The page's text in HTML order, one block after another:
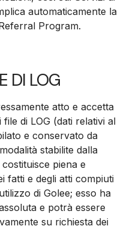
automaticamente la
Program.
DI LOG
atto e accetta
file di LOG (dati relativi al
e conservato da
stabilite dalla
piena e
fatti e degli atti compiuti
di Golee; esso ha
e potrà essere
su richiesta dei